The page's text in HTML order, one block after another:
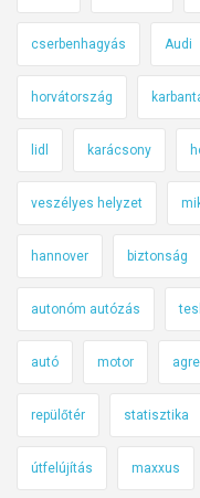
cserbenhagyás Audi
horvátország
lidl karácsony
veszélyes helyzet
hannover biztonság
autonóm autózás
autó motor
repülőtér statisztika
útfelújítás maxxus